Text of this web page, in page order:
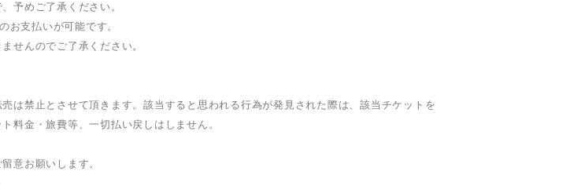
予めご了承ください。
支払いが可能です。
せんのでご了承ください。
は禁止とさせて頂きます。該当すると思われる行為が発見された際は、該当チケットを
料金・旅費等、一切払い戻しはしません。
意お願いします。